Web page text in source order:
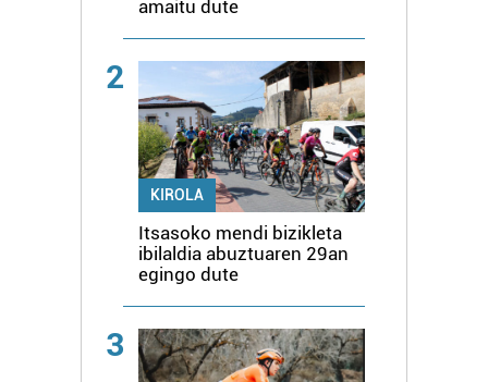
amaitu dute
2
KIROLA
Itsasoko mendi bizikleta
ibilaldia abuztuaren 29an
egingo dute
3